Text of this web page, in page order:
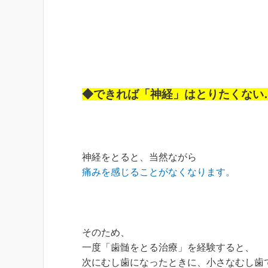
◆できれば「神経」はとりたくな
神経をとると、当然ながら
痛みを感じることがなくなります。
そのため、
一度「歯髄をとる治療」を経験すると、
次にむし歯になったときに、小さなむし歯